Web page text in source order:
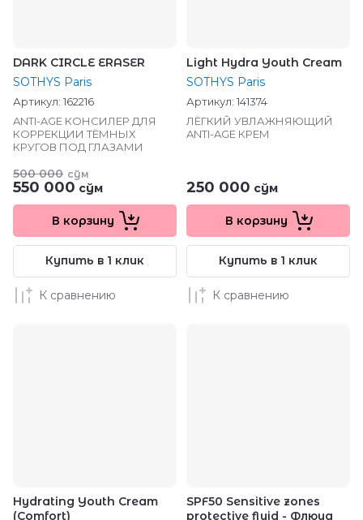
DARK CIRCLE ERASER
SOTHYS Paris
Артикул: 162216
ANTI-AGE КОНСИЛЕР ДЛЯ
КОРРЕКЦИИ ТЁМНЫХ
КРУГОВ ПОД ГЛАЗАМИ
500 000 сўм
550 000 сўм
В корзину
Купить в 1 клик
К сравнению
Light Hydra Youth Cream
SOTHYS Paris
Артикул: 141374
ЛЁГКИЙ УВЛАЖНЯЮЩИЙ
ANTI-AGE КРЕМ
250 000 сўм
В корзину
Купить в 1 клик
К сравнению
Hydrating Youth Cream
(Comfort)
SPF50 Sensitive zones
protective fluid - Флюид